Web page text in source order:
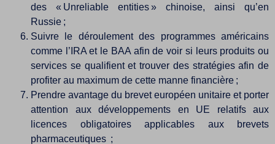
des « Unreliable entities » chinoise, ainsi qu’en
Russie ;
Suivre le déroulement des programmes américains
comme l’IRA et le BAA afin de voir si leurs produits ou
services se qualifient et trouver des stratégies afin de
profiter au maximum de cette manne financière ;
Prendre avantage du brevet européen unitaire et porter
attention aux développements en UE relatifs aux
licences obligatoires applicables aux brevets
pharmaceutiques ;